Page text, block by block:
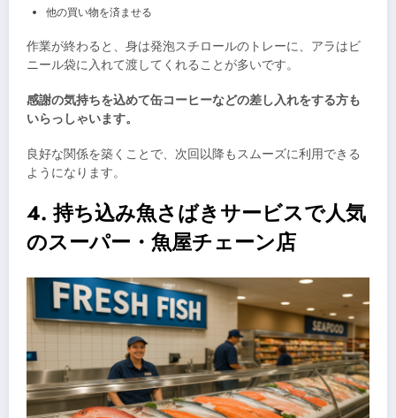
他の買い物を済ませる
作業が終わると、身は発泡スチロールのトレーに、アラはビ
ニール袋に入れて渡してくれることが多いです。
感謝の気持ちを込めて缶コーヒーなどの差し入れをする方も
いらっしゃいます。
良好な関係を築くことで、次回以降もスムーズに利用できる
ようになります。
4. 持ち込み魚さばきサービスで人気
のスーパー・魚屋チェーン店